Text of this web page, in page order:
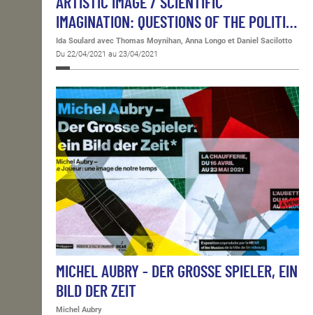
ARTISTIC IMAGE / SCIENTIFIC
IMAGINATION: QUESTIONS OF THE POLITI…
Ida Soulard avec Thomas Moynihan, Anna Longo et Daniel Sacilotto
Du 22/04/2021 au 23/04/2021
MICHEL AUBRY - DER GROSSE SPIELER, EIN
BILD DER ZEIT
Michel Aubry